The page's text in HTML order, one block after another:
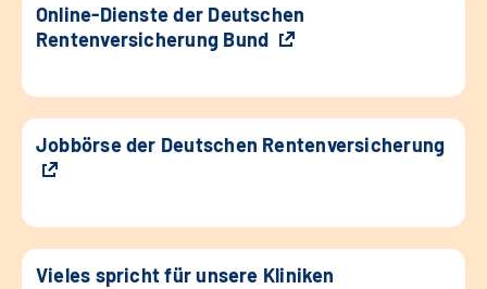
Online-Dienste der Deutschen
Rentenversicherung Bund
Jobbörse der Deutschen Rentenversicherung
Vieles spricht für unsere Kliniken